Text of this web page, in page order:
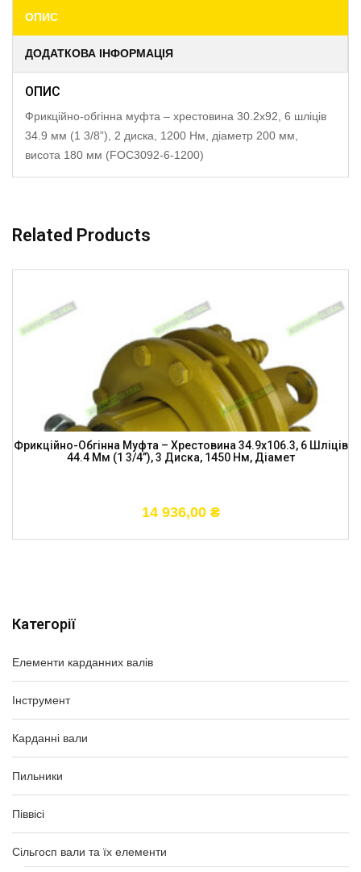
Категорії
Елементи карданних валів
Інструмент
Карданні вали
Пильники
Піввісі
Сільгосп вали та їх елементи
ОПИС
ДОДАТКОВА ІНФОРМАЦІЯ
ОПИС
Фрикційно-обгінна муфта – хрестовина 30.2х92, 6 шліців
34.9 мм (1 3/8”), 2 диска, 1200 Нм, діаметр 200 мм,
висота 180 мм (FOC3092-6-1200)
Related Products
Фрикційно-Обгінна Муфта – Хрестовина 34.9х106.3, 6 Шліців
44.4 Мм (1 3/4”), 3 Диска, 1450 Нм, Діамет
14 936,00 ₴